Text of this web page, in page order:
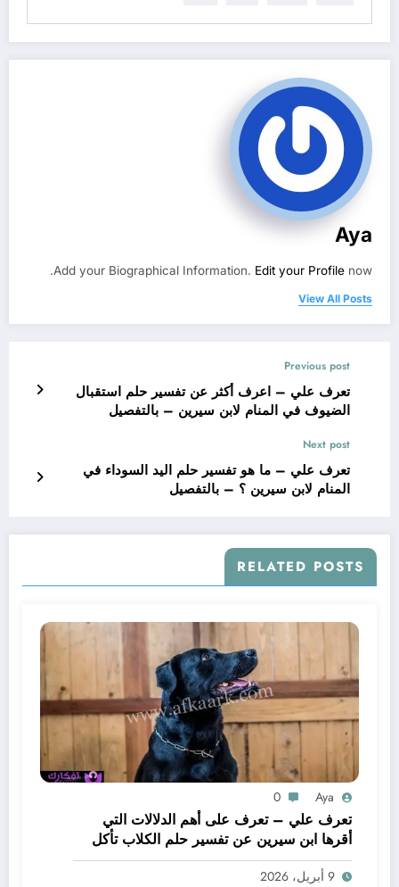
Aya
Add your Biographical Information. Edit your Profile now.
View All Posts
Previous post
تعرف علي – اعرف أكثر عن تفسير حلم استقبال
الضيوف في المنام لابن سيرين – بالتفصيل
Next post
تعرف علي – ما هو تفسير حلم اليد السوداء في
المنام لابن سيرين ؟ – بالتفصيل
RELATED POSTS
Aya
0
تعرف علي – تعرف على أهم الدلالات التي
أقرها ابن سيرين عن تفسير حلم الكلاب تأكل
لحم – بالتفصيل
9 أبريل، 2026